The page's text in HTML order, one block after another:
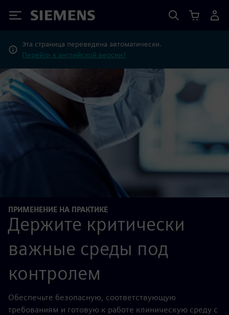
Siemens
Эта страница переведена автоматически.
Перейти к английской версии?
ПРИМЕНЕНИЕ НА ПРАКТИКЕ
Держите критически
важные среды под
контролем
Обеспечьте безопасную, соответствующую
требованиям и готовую к работе клиническую среду с